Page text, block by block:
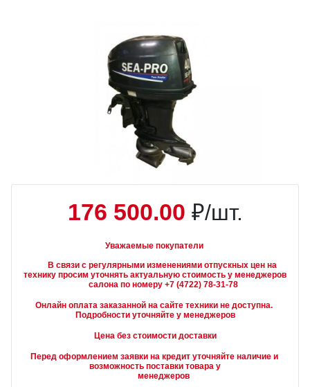
176 500.00 ₽/шт.
Уважаемые покупатели
технику просим уточнять актуальную стоимость у менеджеров
Онлайн оплата заказанной на сайте техники не доступна.
Подробности уточняйте у менеджеров
Цена без стоимости доставки
Перед оформлением заявки на кредит уточняйте наличие и
возможность поставки товара у
        менеджеров